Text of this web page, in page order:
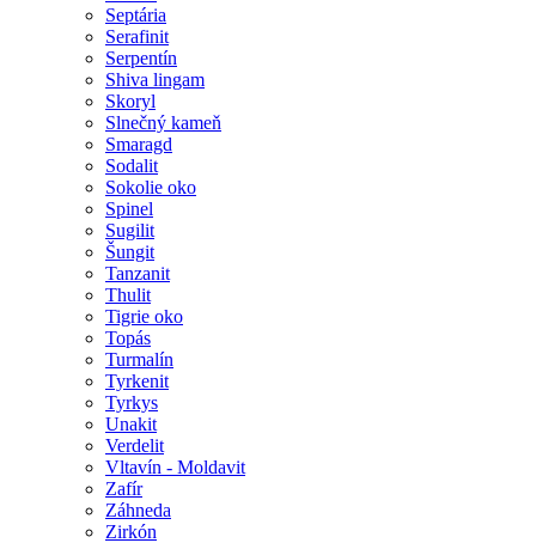
Septária
Serafinit
Serpentín
Shiva lingam
Skoryl
Slnečný kameň
Smaragd
Sodalit
Sokolie oko
Spinel
Sugilit
Šungit
Tanzanit
Thulit
Tigrie oko
Topás
Turmalín
Tyrkenit
Tyrkys
Unakit
Verdelit
Vltavín - Moldavit
Zafír
Záhneda
Zirkón